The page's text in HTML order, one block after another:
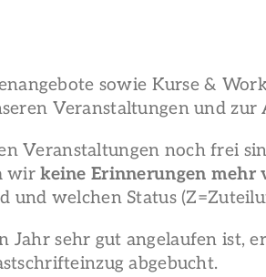
sowie Kurse &
Veranstaltungen und zur
Veranstaltungen noch frei
wirkeine Erinnerungen mehr
welchen Status
sehr gut angelaufen ist,
abgebucht.